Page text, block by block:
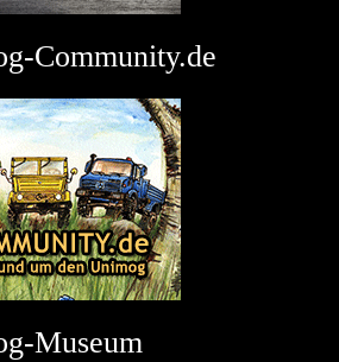
Community.de
Museum